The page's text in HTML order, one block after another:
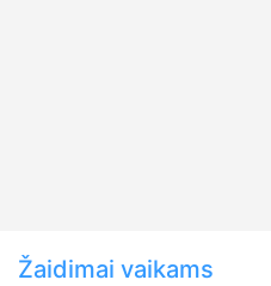
Žaidimai vaikams